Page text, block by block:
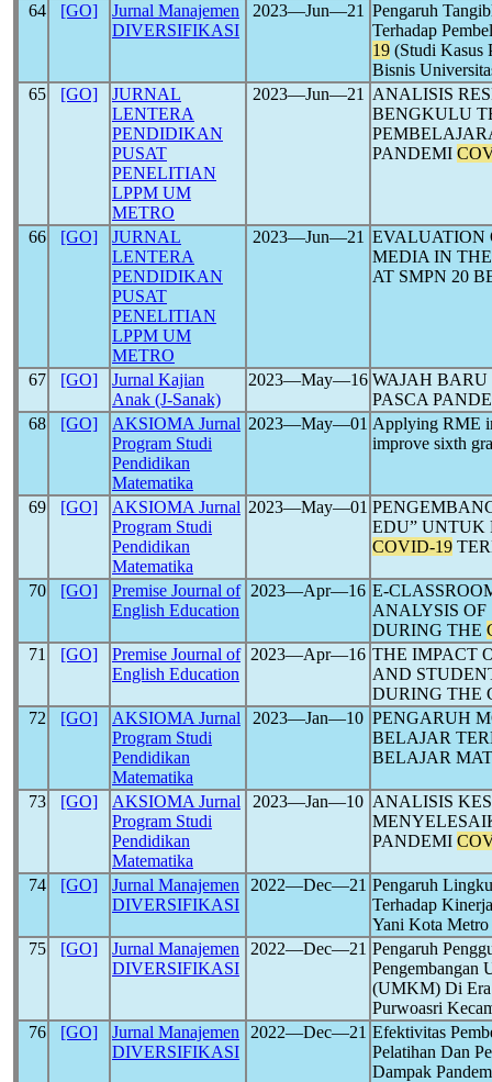
64 [GO]
Jurnal Manajemen
DIVERSIFIKASI
2023―Jun―21 Pengaruh
Terhadap
19 (Studi Kasus
Bisnis
65
[GO]
JURNAL
LENTERA
PENDIDIKAN
PUSAT
PENELITIAN
LPPM UM
METRO
2023―Jun―21
ANALISIS
BENGKULU
PANDEMI
66 [GO]
JURNAL
LENTERA
PENDIDIKAN
PUSAT
PENELITIAN
LPPM UM
METRO
2023―Jun―21 EVALUATION
MEDIA IN
AT SMPN 20
67 [GO]
Jurnal Kajian
Anak (J-Sanak)
2023―May―16 WAJAH
PASCA
68
[GO]
AKSIOMA Jurnal
Program Studi
Pendidikan
Matematika
2023―May―01 Applying RME
improve sixth
69 [GO]
AKSIOMA Jurnal
Program Studi
Pendidikan
Matematika
2023―May―01
EDU” UNTUK
COVID-19
70 [GO]
Premise Journal of
English Education
2023―Apr―16 E-
ANALYSIS OF
DURING THE
71
[GO]
Premise Journal of
English Education
2023―Apr―16 THE IMPACT
AND
DURING THE
72
[GO]
AKSIOMA Jurnal
Program Studi
Pendidikan
Matematika
2023―Jan―10 PENGARUH
BELAJAR
BELAJAR
73 [GO]
AKSIOMA Jurnal
Program Studi
Pendidikan
Matematika
2023―Jan―10 ANALISIS
PANDEMI
74 [GO]
Jurnal Manajemen
DIVERSIFIKASI
2022―Dec―21 Pengaruh
Terhadap
Yani Kota
75
[GO]
Jurnal Manajemen
DIVERSIFIKASI
2022―Dec―21 Pengaruh
Pengembangan
(UMKM) Di
Purwoasri
76
[GO]
Jurnal Manajemen
DIVERSIFIKASI
2022―Dec―21 Efektivitas
Pelatihan Dan
Dampak